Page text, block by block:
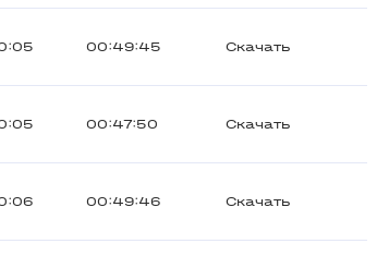
00:49:45 Скачать
00:47:50 Скачать
00:49:46 Скачать